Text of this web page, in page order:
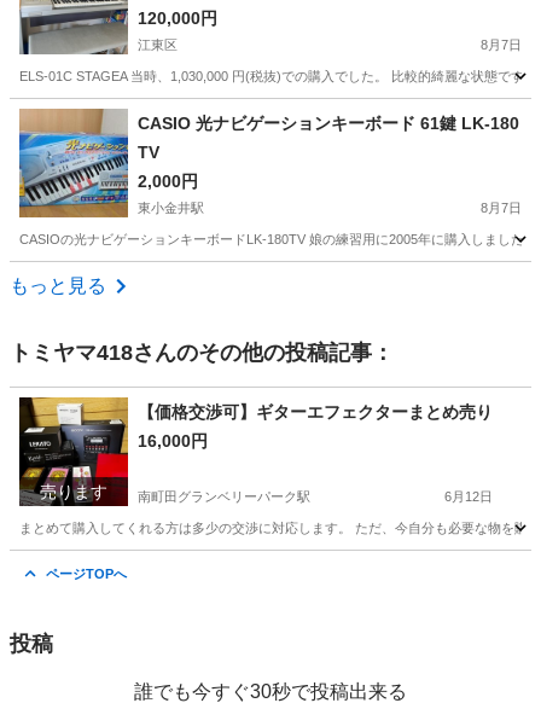
120,000円
江東区 8月7日
ELS-01C STAGEA 当時、1,030,000 円(税抜)での購入でした。 比較的綺麗な状態で
東京 江東区 鍵盤楽器、ピアノ ステージア
CASIO 光ナビゲーションキーボード 61鍵 LK-180
TV
2,000円
東小金井駅 8月7日
CASIOの光ナビゲーションキーボードLK-180TV 娘の練習用に2005年に購入しました
東京 小金井市
もっと見る
トミヤマ418さんのその他の投稿記事：
売ります
【価格交渉可】ギターエフェクターまとめ売り
16,000円
南町田グランベリーパーク駅 6月12日
まとめて購入してくれる方は多少の交渉に対応します。 ただ、今自分も必要な物を
ページTOPへ
投稿
誰でも今すぐ30秒で投稿出来る